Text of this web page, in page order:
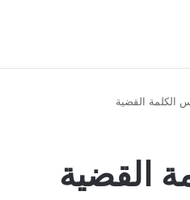
الكلمة القضية
القضية